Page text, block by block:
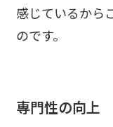
感じているから
のです。
専門性の向上